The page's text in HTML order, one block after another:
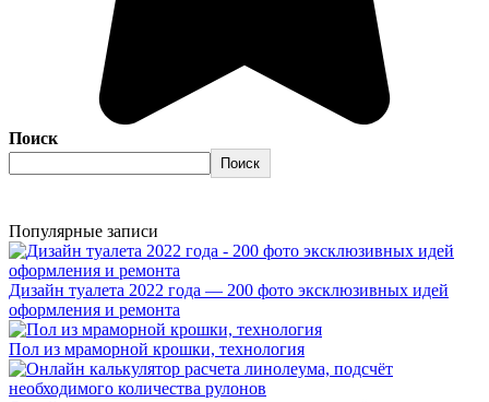
Поиск
Поиск
Популярные записи
Дизайн туалета 2022 года — 200 фото эксклюзивных идей
оформления и ремонта
Пол из мраморной крошки, технология